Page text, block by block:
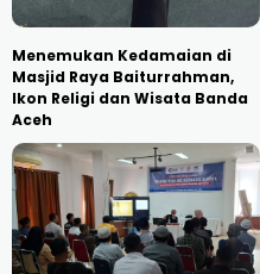
Menemukan Kedamaian di
Masjid Raya Baiturrahman,
Ikon Religi dan Wisata Banda
Aceh